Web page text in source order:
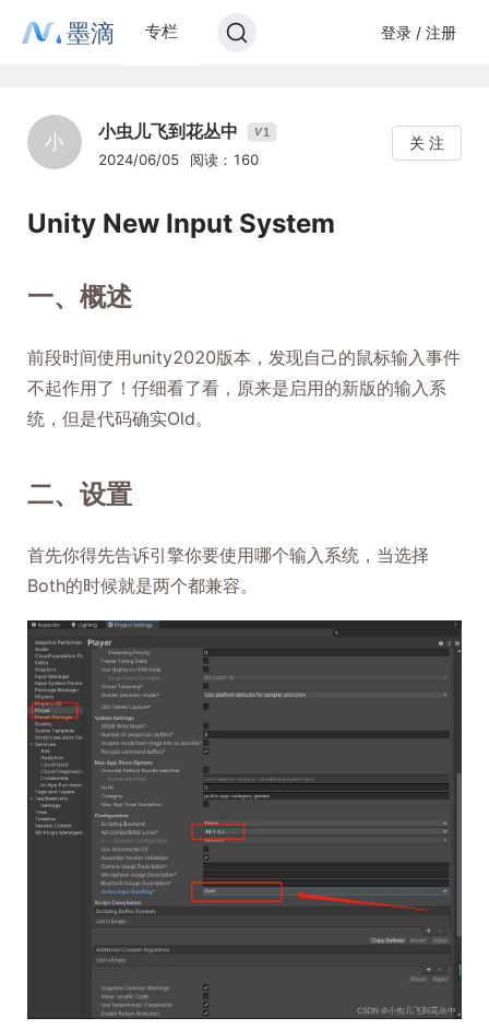
墨滴 专栏 登录 / 注册
小 小虫儿飞到花丛中 V1
2024/06/05 阅读：160
关 注
Unity New Input System
一、概述
前段时间使用unity2020版本，发现自己的鼠标输入事件
不起作用了！仔细看了看，原来是启用的新版的输入系
统，但是代码确实Old。
二、设置
首先你得先告诉引擎你要使用哪个输入系统，当选择
Both的时候就是两个都兼容。